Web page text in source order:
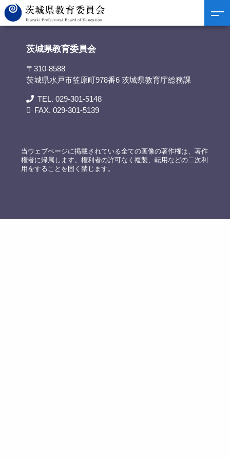
茨城県教育委員会>資料提供>令和6年度英語教育実施状況調査結果について
茨城県教育委員会
〒310-8588
茨城県水戸市笠原町978番6 茨城県教育庁総務課
TEL. 029-301-5148
FAX. 029-301-5139
当ウェブページに掲載されている全ての画像の著作権は、著作
権者に帰属します。権利者の許可なく複製、転用などの二次利
用をすることを固く禁じます。